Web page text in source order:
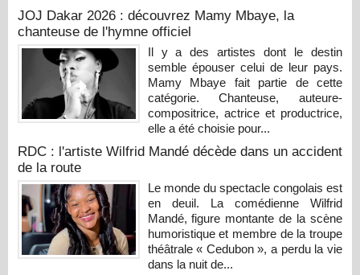
JOJ Dakar 2026 : découvrez Mamy Mbaye, la
chanteuse de l'hymne officiel
Il y a des artistes dont le destin
semble épouser celui de leur pays.
Mamy Mbaye fait partie de cette
catégorie. Chanteuse, auteure-
compositrice, actrice et productrice,
elle a été choisie pour...
RDC : l'artiste Wilfrid Mandé décède dans un accident
de la route
Le monde du spectacle congolais est
en deuil. La comédienne Wilfrid
Mandé, figure montante de la scène
humoristique et membre de la troupe
théâtrale « Cedubon », a perdu la vie
dans la nuit de...